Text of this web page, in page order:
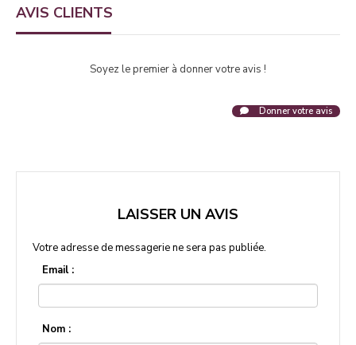
AVIS CLIENTS
Soyez le premier à donner votre avis !
Donner votre avis
LAISSER UN AVIS
Votre adresse de messagerie ne sera pas publiée.
Email :
Nom :